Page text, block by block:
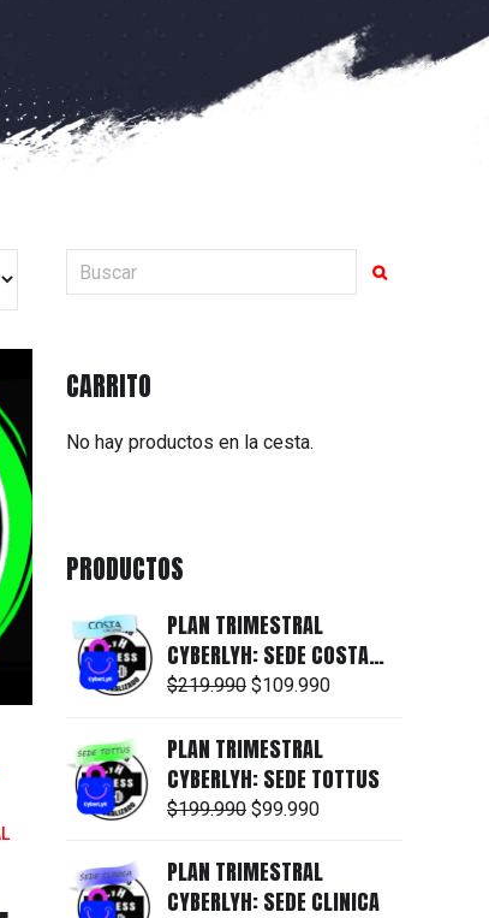
CARRITO
No hay productos en la cesta.
PRODUCTOS
PLAN TRIMESTRAL
CYBERLYH: SEDE COSTA
LAGUNA
$219.990 El
original
era:
$219.990.
$109.990El
es:
PLAN TRIMESTRAL
CYBERLYH: SEDE TOTTUS
$199.990 El
original
era:
$99.990El
actual
es:
PLAN TRIMESTRAL
CYBERLYH: SEDE CLINICA